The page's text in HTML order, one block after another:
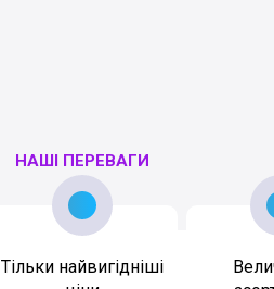
НАШІ ПЕРЕВАГИ
Тільки найвигідніші